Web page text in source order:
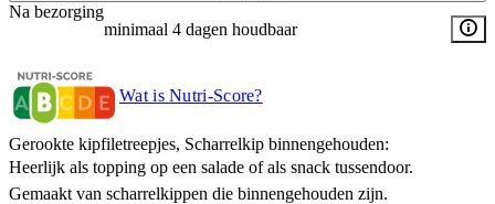
Na bezorging
minimaal 4 dagen houdbaar
Wat is Nutri-Score?
Gerookte kipfiletreepjes, Scharrelkip binnengehouden:
Heerlijk als topping op een salade of als snack tussendoor.
Gemaakt van scharrelkippen die binnengehouden zijn.